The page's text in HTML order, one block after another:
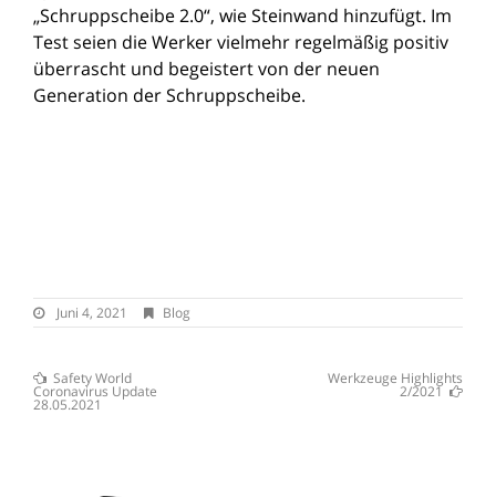
„Schruppscheibe 2.0“, wie Steinwand hinzufügt. Im
Test seien die Werker vielmehr regelmäßig positiv
überrascht und begeistert von der neuen
Generation der Schruppscheibe.
Juni 4, 2021
Juni
4,
Blog
Post
Werkzeuge Highlights
2/2021 Next
Previous
Post
:
Safety World
Coronavirus Update
28.05.2021